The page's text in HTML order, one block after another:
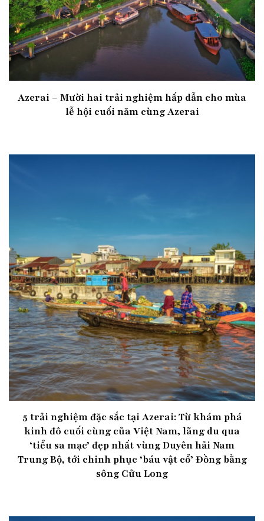
Azerai – Mười hai trải nghiệm hấp dẫn cho mùa
lễ hội cuối năm cùng Azerai
5 trải nghiệm đặc sắc tại Azerai: Từ khám phá
kinh đô cuối cùng của Việt Nam, lãng du qua
‘tiểu sa mạc’ đẹp nhất vùng Duyên hải Nam
Trung Bộ, tới chinh phục ‘báu vật cổ’ Đồng bằng
sông Cửu Long